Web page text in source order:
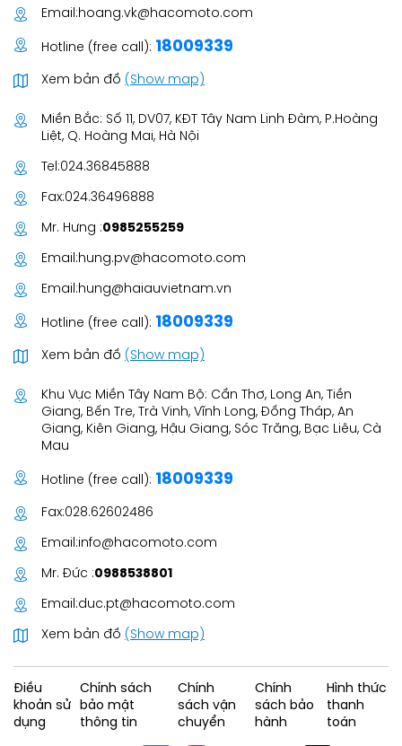
Email:hoang.vk@hacomoto.com
Hotline (free call): 18009339
Xem bản đồ (Show map)
Miền Bắc: Số 11, DV07, KĐT Tây Nam Linh Đàm, P.Hoàng
Liệt, Q. Hoàng Mai, Hà Nội
Tel:024.36845888
Fax:024.36496888
Mr. Hưng :0985255259
Email:hung.pv@hacomoto.com
Email:hung@haiauvietnam.vn
Hotline (free call): 18009339
Xem bản đồ (Show map)
Khu Vực Miền Tây Nam Bộ: Cần Thơ, Long An, Tiền
Giang, Bến Tre, Trà Vinh, Vĩnh Long, Đồng Tháp, An
Giang, Kiên Giang, Hậu Giang, Sóc Trăng, Bạc Liêu, Cà
Mau
Hotline (free call): 18009339
Fax:028.62602486
Email:info@hacomoto.com
Mr. Đức :0988538801
Email:duc.pt@hacomoto.com
Xem bản đồ (Show map)
Điều
khoản sử
dụng
Chính sách
bảo mật
thông tin
Chính
sách vận
chuyển
Chính
sách bảo
hành
Hình thức
thanh
toán